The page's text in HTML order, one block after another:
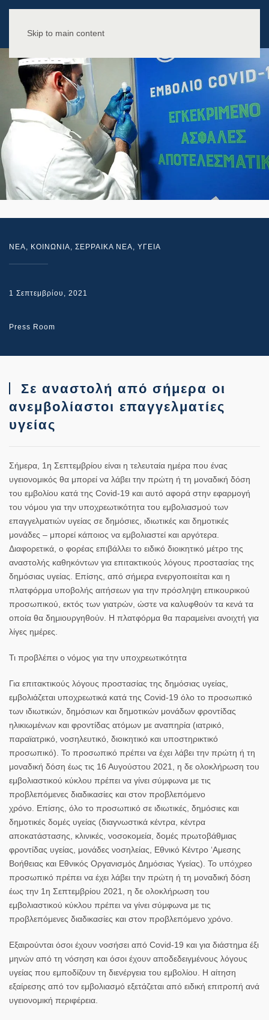
Skip to main content
NEA, ΚΟΙΝΩΝΙΑ, ΣΕΡΡΑΙΚΑ ΝΕΑ, ΥΓΕΙΑ
1 Σεπτεμβρίου, 2021
Press Room
Σε αναστολή από σήμερα οι
ανεμβολίαστοι επαγγελματίες
υγείας
Σήμερα, 1η Σεπτεμβρίου είναι η τελευταία ημέρα που ένας
υγειονομικός θα μπορεί να λάβει την πρώτη ή τη μοναδική δόση
του εμβολίου κατά της Covid-19 και αυτό αφορά στην εφαρμογή
του νόμου για την υποχρεωτικότητα του εμβολιασμού των
επαγγελματιών υγείας σε δημόσιες, ιδιωτικές και δημοτικές
μονάδες – μπορεί κάποιος να εμβολιαστεί και αργότερα.
Διαφορετικά, ο φορέας επιβάλλει το ειδικό διοικητικό μέτρο της
αναστολής καθηκόντων για επιτακτικούς λόγους προστασίας της
δημόσιας υγείας. Επίσης, από σήμερα ενεργοποιείται και η
πλατφόρμα υποβολής αιτήσεων για την πρόσληψη επικουρικού
προσωπικού, εκτός των γιατρών, ώστε να καλυφθούν τα κενά τα
οποία θα δημιουργηθούν. Η πλατφόρμα θα παραμείνει ανοιχτή για
λίγες ημέρες.
Τι προβλέπει ο νόμος για την υποχρεωτικότητα
Για επιτακτικούς λόγους προστασίας της δημόσιας υγείας,
εμβολιάζεται υποχρεωτικά κατά της Covid-19 όλο το προσωπικό
των ιδιωτικών, δημόσιων και δημοτικών μονάδων φροντίδας
ηλικιωμένων και φροντίδας ατόμων με αναπηρία (ιατρικό,
παραϊατρικό, νοσηλευτικό, διοικητικό και υποστηρικτικό
προσωπικό). Το προσωπικό πρέπει να έχει λάβει την πρώτη ή τη
μοναδική δόση έως τις 16 Αυγούστου 2021, η δε ολοκλήρωση του
εμβολιαστικού κύκλου πρέπει να γίνει σύμφωνα με τις
προβλεπόμενες διαδικασίες και στον προβλεπόμενο
χρόνο. Επίσης, όλο το προσωπικό σε ιδιωτικές, δημόσιες και
δημοτικές δομές υγείας (διαγνωστικά κέντρα, κέντρα
αποκατάστασης, κλινικές, νοσοκομεία, δομές πρωτοβάθμιας
φροντίδας υγείας, μονάδες νοσηλείας, Εθνικό Κέντρο ‘Αμεσης
Βοήθειας και Εθνικός Οργανισμός Δημόσιας Υγείας). Το υπόχρεο
προσωπικό πρέπει να έχει λάβει την πρώτη ή τη μοναδική δόση
έως την 1η Σεπτεμβρίου 2021, η δε ολοκλήρωση του
εμβολιαστικού κύκλου πρέπει να γίνει σύμφωνα με τις
προβλεπόμενες διαδικασίες και στον προβλεπόμενο χρόνο.
Εξαιρούνται όσοι έχουν νοσήσει από Covid-19 και για διάστημα έξι
μηνών από τη νόσηση και όσοι έχουν αποδεδειγμένους λόγους
υγείας που εμποδίζουν τη διενέργεια του εμβολίου. Η αίτηση
εξαίρεσης από τον εμβολιασμό εξετάζεται από ειδική επιτροπή ανά
υγειονομική περιφέρεια.